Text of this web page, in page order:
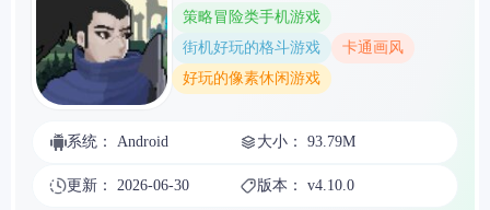
策略冒险类手机游戏
街机好玩的格斗游戏
卡通画风
好玩的像素休闲游戏
系统： Android 大小： 93.79M
更新： 2026-06-30 版本： v4.10.0